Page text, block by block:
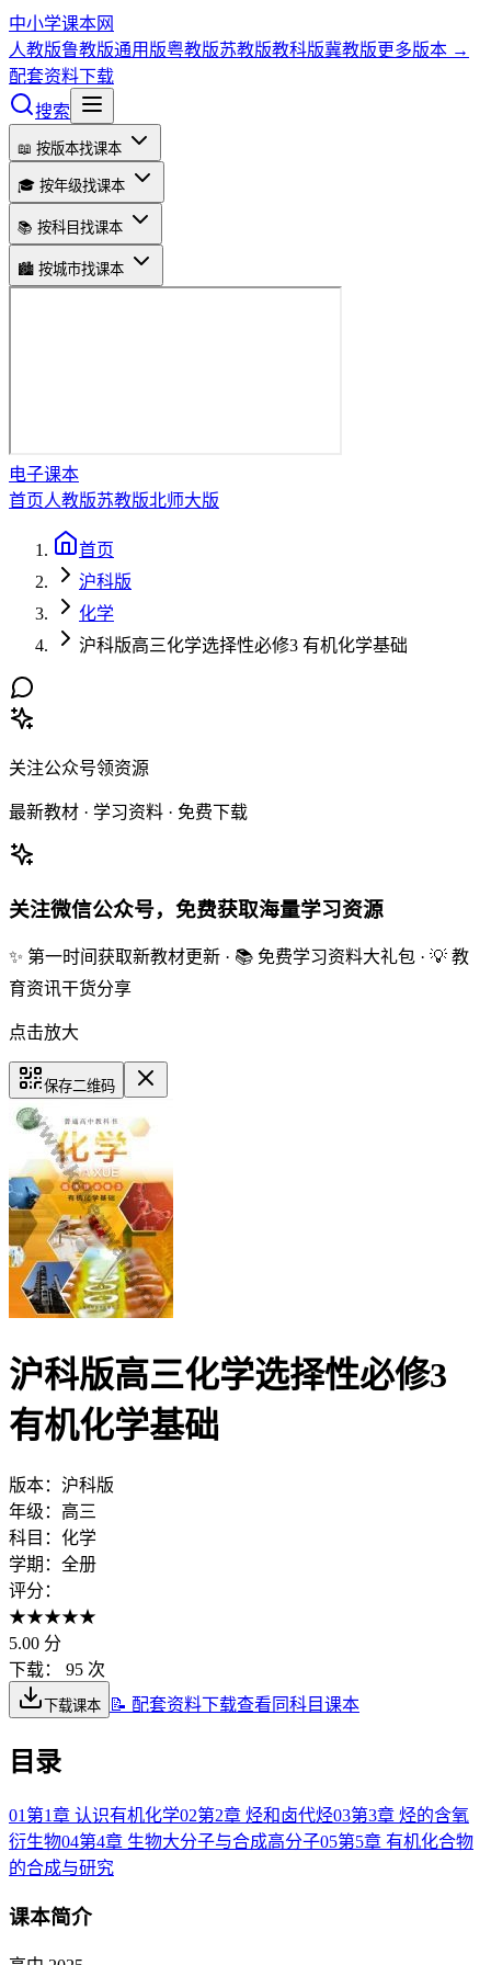
中小学课本网
人教版鲁教版通用版粤教版苏教版教科版冀教版更多版本 →
配套资料下载
搜索
📖 按版本找课本
🎓 按年级找课本
📚 按科目找课本
🏙️ 按城市找课本
电子课本
首页人教版苏教版北师大版
首页
沪科版
化学
沪科版高三化学选择性必修3 有机化学基础
关注公众号领资源
最新教材 · 学习资料 · 免费下载
关注微信公众号，免费获取海量学习资源
✨ 第一时间获取新教材更新 · 📚 免费学习资料大礼包 · 💡 教
育资讯干货分享
点击放大
保存二维码
沪科版高三化学选择性必修3
有机化学基础
版本： 沪科版
年级： 高三
科目： 化学
学期： 全册
评分：
★★★★★
5.00 分
下载：
95 次
下载课本 📝 配套资料下载查看同科目课本
目录
01 第1章 认识有机化学02第2章 烃和卤代烃03第3章 烃的含氧
衍生物04第4章 生物大分子与合成高分子05第5章 有机化合物
的合成与研究
课本简介